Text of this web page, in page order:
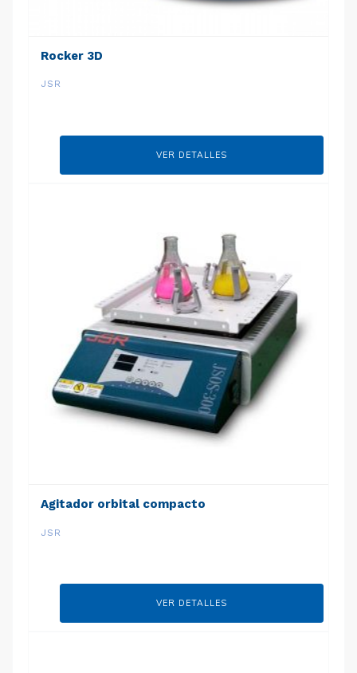
Rocker 3D
JSR
VER DETALLES
Agitador orbital compacto
JSR
VER DETALLES